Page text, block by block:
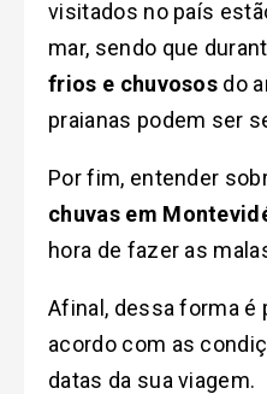
visitados no país
mar, sendo que
frios e chuvosos do
praianas podem ser
Por fim, entender
chuvas em
hora de fazer as
Afinal, dessa forma é
acordo com as
datas da sua viagem.